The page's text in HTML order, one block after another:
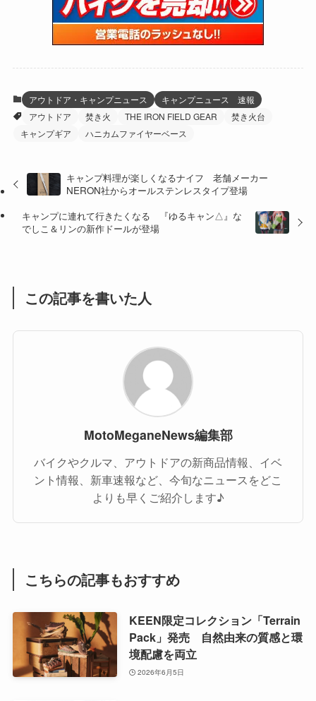
(109)
(5) (5)
(27)
(60)
(38)
(59)
(41)
(47)
(41)
(16)
(20)
(4)
(16)
(1)
アウトドア・キャンプニュース
キャンプニュース 速報
アウトドア
焚き火 THE IRON FIELD GEAR
焚き火台
キャンプギア
ハニカムファイヤーベース
キャンプ料理が楽しくなるナイフ 老舗メーカー
NERON社からオールステンレスタイプ登場
キャンプに連れて行きたくなる 『ゆるキャン△』な
でしこ＆リンの新作ドールが登場
この記事を書いた人
MotoMeganeNews編集部
バイクやクルマ、アウトドアの新商品情報、イベ
ント情報、新車速報など、今旬なニュースをどこ
よりも早くご紹介します♪
こちらの記事もおすすめ
KEEN限定コレクション「Terrain
Pack」発売 自然由来の質感と環
境配慮を両立
2026年6月5日